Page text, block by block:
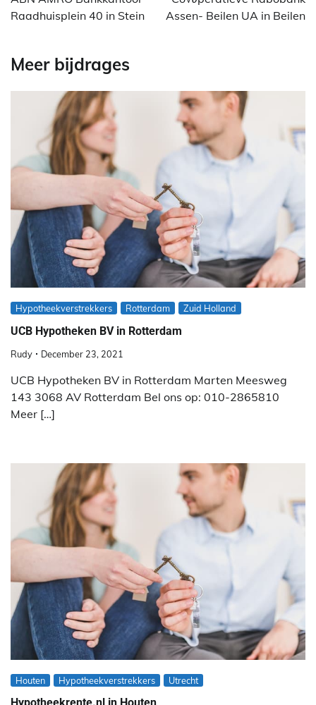
Raadhuisplein 40 in Stein
Assen- Beilen UA in Beilen
Meer bijdrages
Hypotheekverstrekkers Rotterdam Zuid Holland
UCB Hypotheken BV in Rotterdam
Rudy December 23, 2021
UCB Hypotheken BV in Rotterdam Marten Meesweg
143 3068 AV Rotterdam Bel ons op: 010-2865810
Meer […]
Houten Hypotheekverstrekkers Utrecht